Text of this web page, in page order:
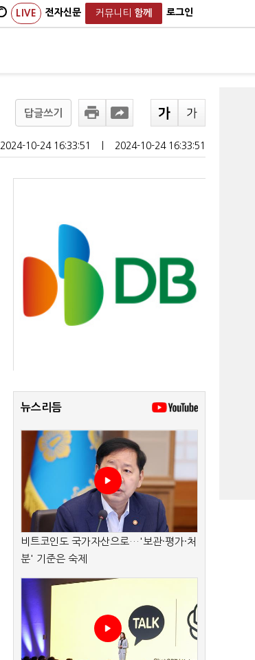
LIVE 전자신문 커뮤니티 함께 로그인
답글쓰기
2024-10-24 16:33:51 2024-10-24 16:33:51
뉴스리듬
비트코인도 국가자산으로…'보관·평가·처
분' 기준은 숙제